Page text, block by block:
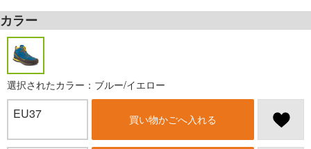
カラー
選択されたカラー：ブルー/イエロー
EU37 買い物かごへ入れる